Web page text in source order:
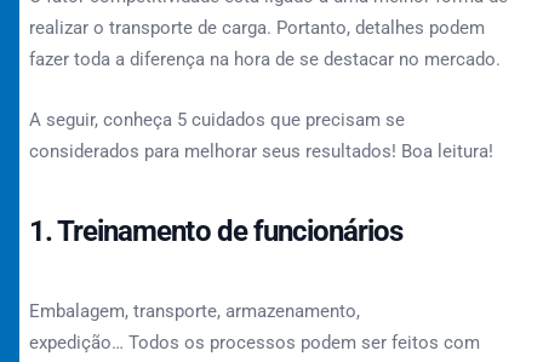
realizar o transporte de carga. Portanto, detalhes podem
fazer toda a diferença na hora de se destacar no mercado.
A seguir, conheça 5 cuidados que precisam se
considerados para melhorar seus resultados! Boa leitura!
1. Treinamento de funcionários
Embalagem, transporte, armazenamento,
expedição… Todos os processos podem ser feitos com